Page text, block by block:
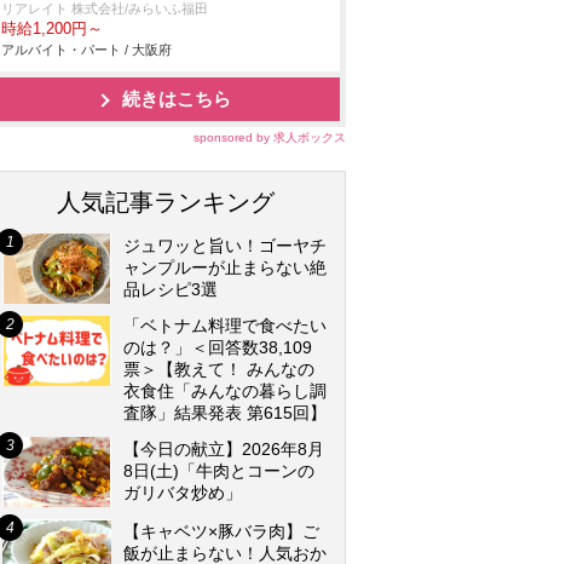
リアレイト 株式会社/みらいふ福田
時給1,200円～
アルバイト・パート / 大阪府
続きはこちら
sponsored by 求人ボックス
人気記事ランキング
ジュワッと旨い！ゴーヤチ
ャンプルーが止まらない絶
品レシピ3選
「ベトナム料理で食べたい
のは？」＜回答数38,109
票＞【教えて！ みんなの
衣食住「みんなの暮らし調
査隊」結果発表 第615回】
【今日の献立】2026年8月
8日(土)「牛肉とコーンの
ガリバタ炒め」
【キャベツ×豚バラ肉】ご
飯が止まらない！人気おか